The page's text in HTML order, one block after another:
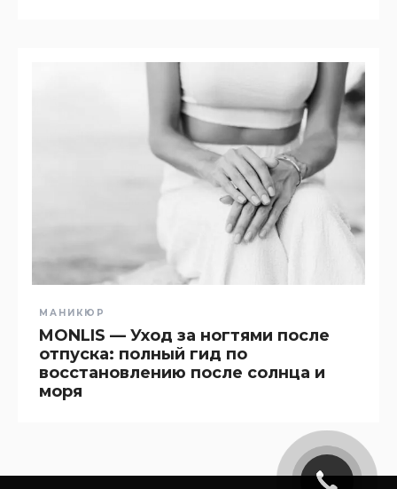
МАНИКЮР
MONLIS — Уход за ногтями после
отпуска: полный гид по
восстановлению после солнца и
моря